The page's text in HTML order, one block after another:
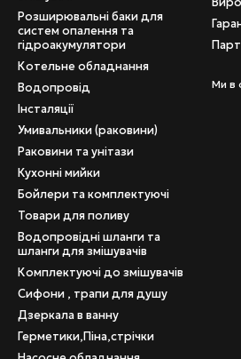
по трубі, що дозволяє
каналізаційні
без розтрубів одного діаметра.
врізку в жорстко закріплену з
пошкодженої ділянки трубопроводу.
Розширювальні баки для
систем опалення та
гідроакумулятори
Котельне обладнання
Водопровід
Інсталяції
Умивальники (раковини)
Раковини та унітази
Кухонні мийки
Бойлери та комплектуючі
Товари для поливу
Водопровідні шланги та
шланги для змішувачів
Комплектуючі до змішувачів
Сифони , трапи для душу
Дзеркала в ванну
Герметики,Піна,стрічки
Ми в